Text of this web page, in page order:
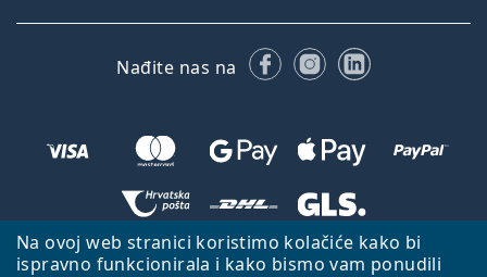
Na ovoj web stranici koristimo kolačiće kako bi
ispravno funkcionirala i kako bismo vam ponudili
Nađite nas na FacebookuInstagramu
LinkedIn
Natrag na početnu stranicu Idi gore